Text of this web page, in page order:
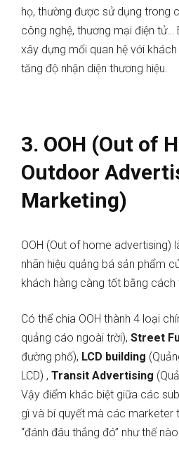
họ, thường được sử dụng trong
công nghệ, thương mại điện tử…
xây dựng mối quan hệ với
tăng độ nhận diện thương hiệu.
3. OOH (Out of
Outdoor
Marketing)
OOH (Out of home advertising)
nhãn hiệu quảng bá sản phẩm
khách hàng càng tốt bằng cách
Có thể chia OOH thành 4 loại
quảng cáo ngoài trời), Street
đường phố), LCD building
LCD) , Transit Advertising
Vậy điểm khác biệt giữa các
gì và bí quyết mà các marketer
“đánh đâu thắng đó” như thế